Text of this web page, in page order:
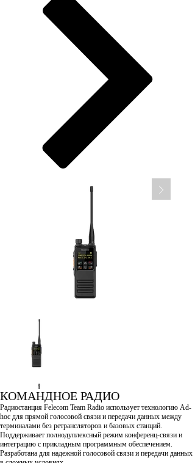
КОМАНДНОЕ РАДИО
Радиостанция Felecom Team Radio использует технологию Ad-
hoc для прямой голосовой связи и передачи данных между
терминалами без ретрансляторов и базовых станций.
Поддерживает полнодуплексный режим конференц-связи и
интеграцию с прикладным программным обеспечением.
Разработана для надежной голосовой связи и передачи данных